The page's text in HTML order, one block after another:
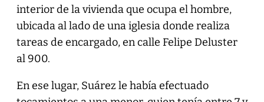
interior de la vivienda que ocupa el hombre,
ubicada al lado de una iglesia donde realiza
tareas de encargado, en calle Felipe Deluster
al 900.
En ese lugar, Suárez le había efectuado